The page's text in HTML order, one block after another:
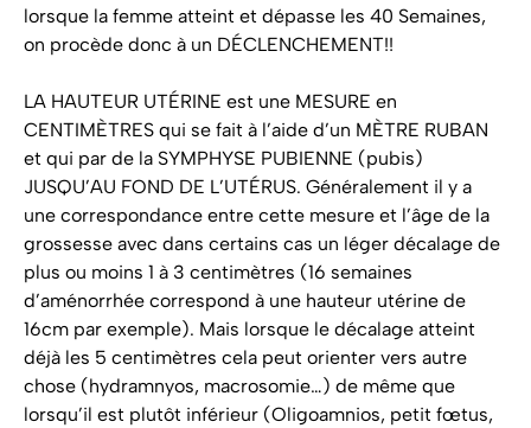
lorsque la femme atteint et dépasse les 40 Semaines,
on procède donc à un DÉCLENCHEMENT!!
LA HAUTEUR UTÉRINE est une MESURE en
CENTIMÈTRES qui se fait à l’aide d’un MÈTRE RUBAN
et qui par de la SYMPHYSE PUBIENNE (pubis)
JUSQU’AU FOND DE L’UTÉRUS. Généralement il y a
une correspondance entre cette mesure et l’âge de la
grossesse avec dans certains cas un léger décalage de
plus ou moins 1 à 3 centimètres (16 semaines
d’aménorrhée correspond à une hauteur utérine de
16cm par exemple). Mais lorsque le décalage atteint
déjà les 5 centimètres cela peut orienter vers autre
chose (hydramnyos, macrosomie…) de même que
lorsqu’il est plutôt inférieur (Oligoamnios, petit fœtus,